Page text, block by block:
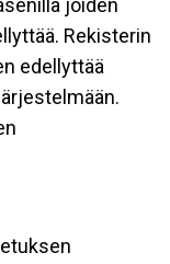
joiden
Rekisterin
edellyttää